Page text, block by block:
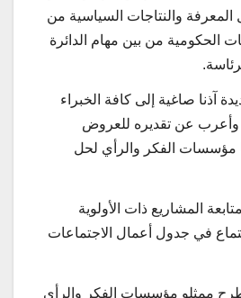
المعرفة والنتاجات السياسية من
الحكومية من بين مهام الدائرة
آذنا صاغية إلى كافة الخبراء
وأعرب عن تقديره للعروض
مؤسسات الفكر والرأي لحل
المشاريع ذات الأولوية
في جدول أعمال الاجتماعات
طرح ممثلو مؤسسات الفكر والرأي